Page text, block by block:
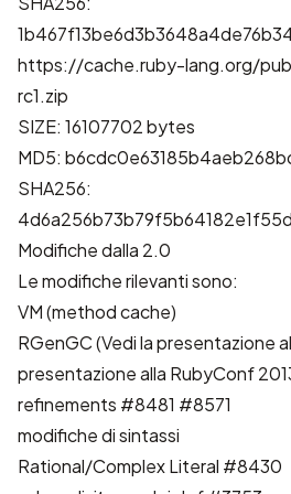
https://cache.ruby-lang.org/
rc1.zip
SIZE: 16107702 bytes
MD5:
SHA256:
Modifiche dalla 2.0
Le modifiche rilevanti sono:
VM (method cache)
RGenGC (Vedila presentazione
presentazione alla RubyConf
refinements #8481 #8571
modifiche di sintassi
Rational/Complex Literal #8430